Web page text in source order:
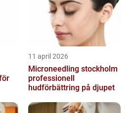
11 april 2026
Microneedling stockholm
professionell
hudförbättring på djupet